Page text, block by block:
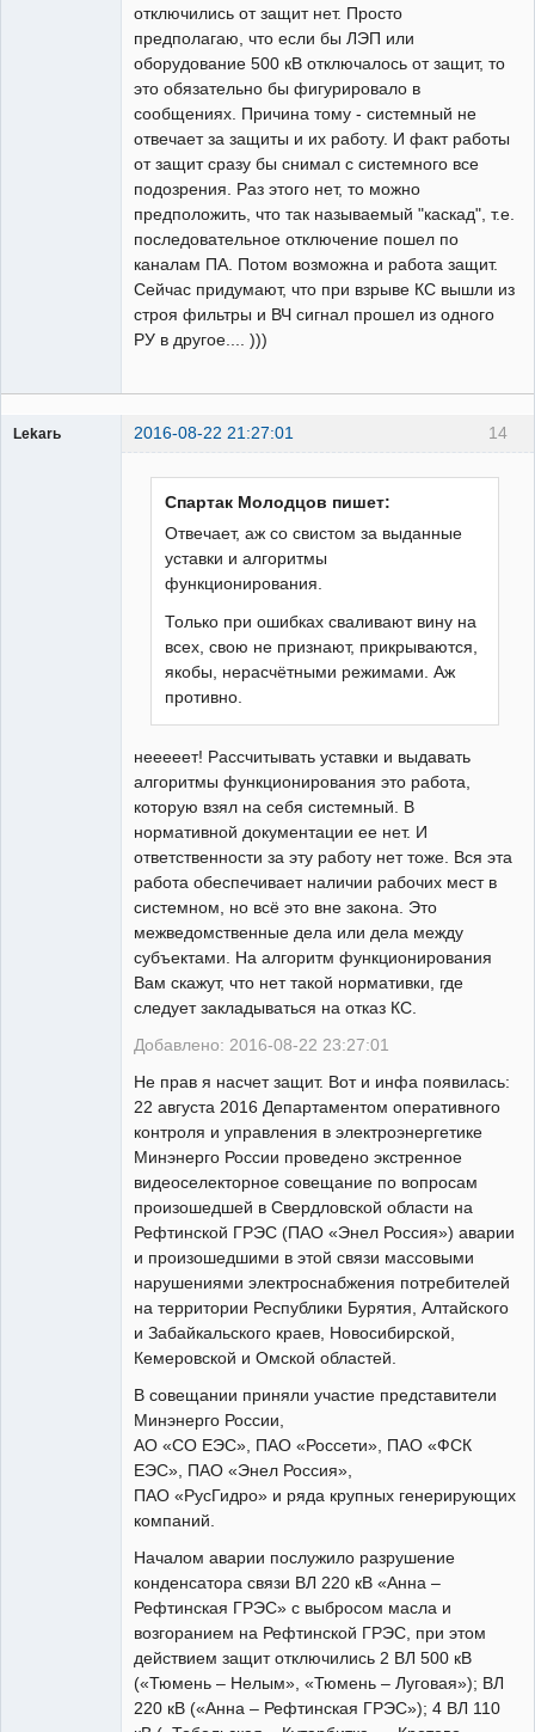
отключились от защит нет. Просто
предполагаю, что если бы ЛЭП или
оборудование 500 кВ отключалось от защит, то
это обязательно бы фигурировало в
сообщениях. Причина тому - системный не
отвечает за защиты и их работу. И факт работы
от защит сразу бы снимал с системного все
подозрения. Раз этого нет, то можно
предположить, что так называемый "каскад", т.е.
последовательное отключение пошел по
каналам ПА. Потом возможна и работа защит.
Сейчас придумают, что при взрыве КС вышли из
строя фильтры и ВЧ сигнал прошел из одного
РУ в другое.... )))
14
Lekarь 2016-08-22 21:27:01
Спартак Молодцов пишет:
Отвечает, аж со свистом за выданные
уставки и алгоритмы
функционирования.
Только при ошибках сваливают вину на
всех, свою не признают, прикрываются,
якобы, нерасчётными режимами. Аж
противно.
нееееет! Рассчитывать уставки и выдавать
алгоритмы функционирования это работа,
которую взял на себя системный. В
нормативной документации ее нет. И
ответственности за эту работу нет тоже. Вся эта
работа обеспечивает наличии рабочих мест в
системном, но всё это вне закона. Это
межведомственные дела или дела между
субъектами. На алгоритм функционирования
Вам скажут, что нет такой нормативки, где
следует закладываться на отказ КС.
Добавлено: 2016-08-22 23:27:01
Не прав я насчет защит. Вот и инфа появилась:
22 августа 2016 Департаментом оперативного
контроля и управления в электроэнергетике
Минэнерго России проведено экстренное
видеоселекторное совещание по вопросам
произошедшей в Свердловской области на
Рефтинской ГРЭС (ПАО «Энел Россия») аварии
и произошедшими в этой связи массовыми
нарушениями электроснабжения потребителей
на территории Республики Бурятия, Алтайского
и Забайкальского краев, Новосибирской,
Кемеровской и Омской областей.
В совещании приняли участие представители
Минэнерго России,
АО «СО ЕЭС», ПАО «Россети», ПАО «ФСК
ЕЭС», ПАО «Энел Россия»,
ПАО «РусГидро» и ряда крупных генерирующих
компаний.
Началом аварии послужило разрушение
конденсатора связи ВЛ 220 кВ «Анна –
Рефтинская ГРЭС» с выбросом масла и
возгоранием на Рефтинской ГРЭС, при этом
действием защит отключились 2 ВЛ 500 кВ
(«Тюмень – Нелым», «Тюмень – Луговая»); ВЛ
220 кВ («Анна – Рефтинская ГРЭС»); 4 ВЛ 110